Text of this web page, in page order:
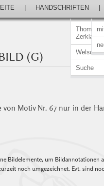
Zerklaere
Welscher
Suche
HANDSCHRIFTEN
(G)
von Motiv Nr. 67 nur in der
Bildelemente, um Bildannotationen
noch umgezeichnet. Evt. sind